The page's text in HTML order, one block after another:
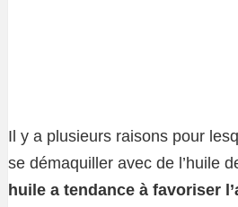
Il y a plusieurs raisons pour
se démaquiller avec de l’huile
huile a tendance à favoriser